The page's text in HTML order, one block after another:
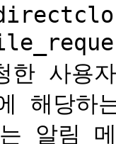
한 사용
해당하
알림